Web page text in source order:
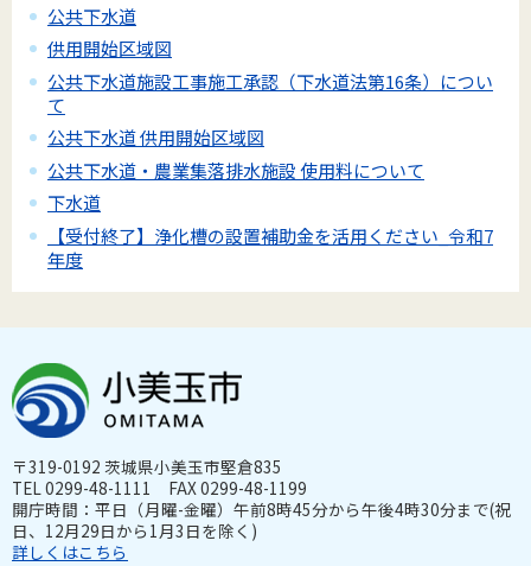
公共下水道
供用開始区域図
公共下水道施設工事施工承認（下水道法第16条）につい
て
公共下水道 供用開始区域図
公共下水道・農業集落排水施設 使用料について
下水道
【受付終了】浄化槽の設置補助金を活用ください_令和7
年度
〒319-0192 茨城県小美玉市堅倉835
TEL 0299-48-1111 FAX 0299-48-1199
開庁時間：平日（月曜-金曜）午前8時45分から午後4時30分まで(祝
日、12月29日から1月3日を除く)
詳しくはこちら